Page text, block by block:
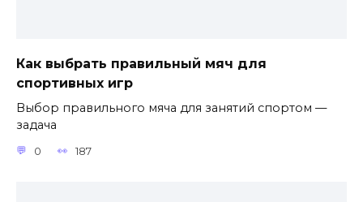
Как выбрать правильный мяч для
спортивных игр
Выбор правильного мяча для занятий спортом —
задача
0 187